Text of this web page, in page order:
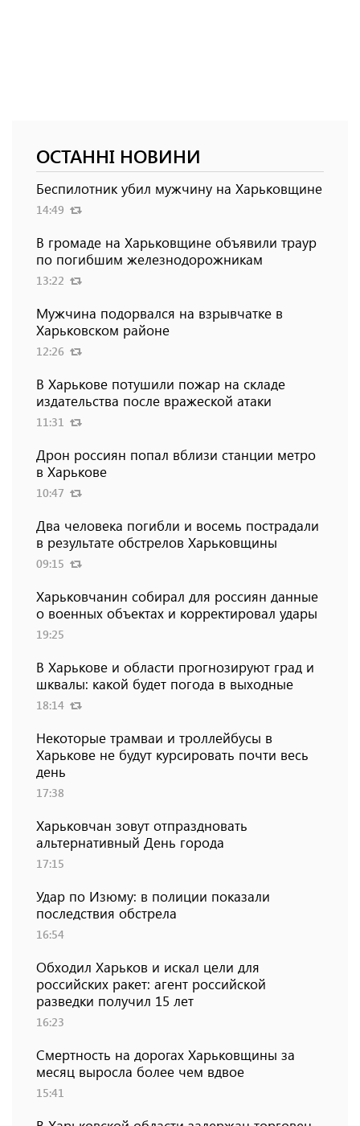
ОСТАННІ НОВИНИ
Беспилотник убил мужчину на Харьковщине
14:49
В громаде на Харьковщине объявили траур
по погибшим железнодорожникам
13:22
Мужчина подорвался на взрывчатке в
Харьковском районе
12:26
В Харькове потушили пожар на складе
издательства после вражеской атаки
11:31
Дрон россиян попал вблизи станции метро
в Харькове
10:47
Два человека погибли и восемь пострадали
в результате обстрелов Харьковщины
09:15
Харьковчанин собирал для россиян данные
о военных объектах и ​​корректировал удары
19:25
В Харькове и области прогнозируют град и
шквалы: какой будет погода в выходные
18:14
Некоторые трамваи и троллейбусы в
Харькове не будут курсировать почти весь
день
17:38
Харьковчан зовут отпраздновать
альтернативный День города
17:15
Удар по Изюму: в полиции показали
последствия обстрела
16:54
Обходил Харьков и искал цели для
российских ракет: агент российской
разведки получил 15 лет
16:23
Смертность на дорогах Харьковщины за
месяц выросла более чем вдвое
15:41